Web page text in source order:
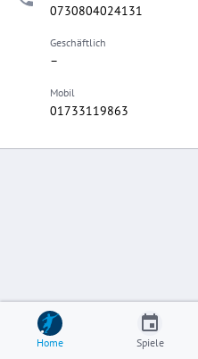
0730804024131
Geschäftlich
–
Mobil
01733119863
Home Spiele